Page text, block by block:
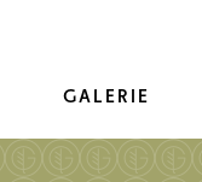
GALERIE